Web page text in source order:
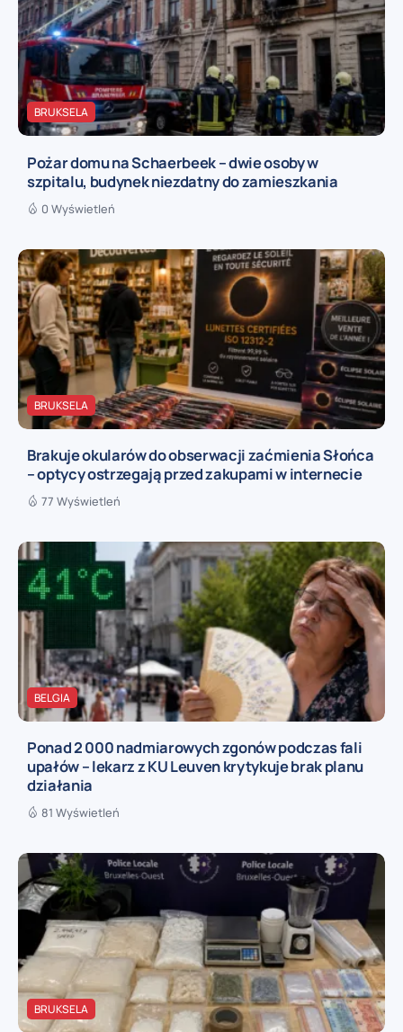
BRUKSELA
Pożar domu na Schaerbeek – dwie osoby w
szpitalu, budynek niezdatny do zamieszkania
0 Wyświetleń
BRUKSELA
Brakuje okularów do obserwacji zaćmienia Słońca
– optycy ostrzegają przed zakupami w internecie
77 Wyświetleń
BELGIA
Ponad 2 000 nadmiarowych zgonów podczas fali
upałów – lekarz z KU Leuven krytykuje brak planu
działania
81 Wyświetleń
BRUKSELA